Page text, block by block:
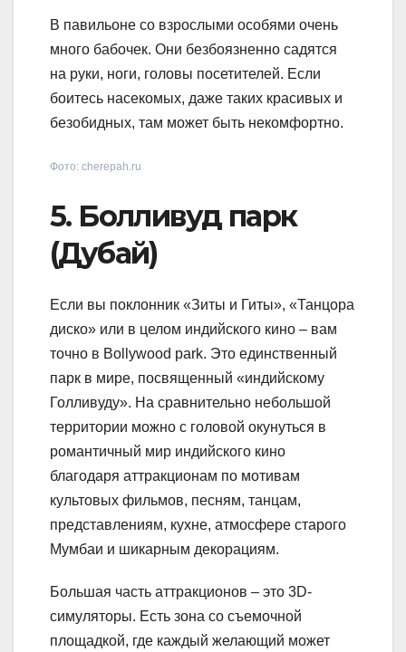
В павильоне со взрослыми особями очень
много бабочек. Они безбоязненно садятся
на руки, ноги, головы посетителей. Если
боитесь насекомых, даже таких красивых и
безобидных, там может быть некомфортно.
Фото: cherepah.ru
5. Болливуд парк
(Дубай)
Если вы поклонник «Зиты и Гиты», «Танцора
диско» или в целом индийского кино – вам
точно в Bollywood park. Это единственный
парк в мире, посвященный «индийскому
Голливуду». На сравнительно небольшой
территории можно с головой окунуться в
романтичный мир индийского кино
благодаря аттракционам по мотивам
культовых фильмов, песням, танцам,
представлениям, кухне, атмосфере старого
Мумбаи и шикарным декорациям.
Большая часть аттракционов – это 3D-
симуляторы. Есть зона со съемочной
площадкой, где каждый желающий может